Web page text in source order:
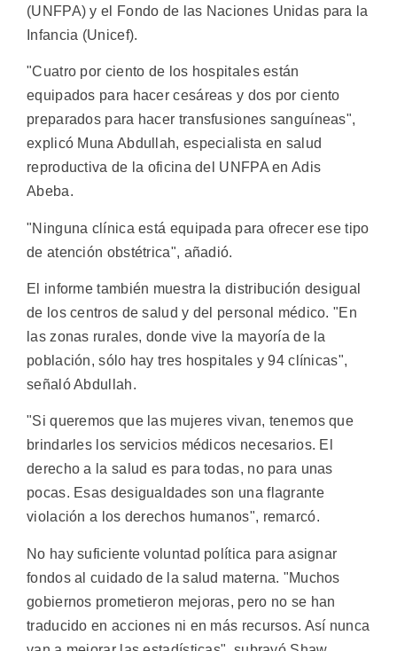
(UNFPA) y el Fondo de las Naciones Unidas para la
Infancia (Unicef).
"Cuatro por ciento de los hospitales están
equipados para hacer cesáreas y dos por ciento
preparados para hacer transfusiones sanguíneas",
explicó Muna Abdullah, especialista en salud
reproductiva de la oficina del UNFPA en Adis
Abeba.
"Ninguna clínica está equipada para ofrecer ese tipo
de atención obstétrica", añadió.
El informe también muestra la distribución desigual
de los centros de salud y del personal médico. "En
las zonas rurales, donde vive la mayoría de la
población, sólo hay tres hospitales y 94 clínicas",
señaló Abdullah.
"Si queremos que las mujeres vivan, tenemos que
brindarles los servicios médicos necesarios. El
derecho a la salud es para todas, no para unas
pocas. Esas desigualdades son una flagrante
violación a los derechos humanos", remarcó.
No hay suficiente voluntad política para asignar
fondos al cuidado de la salud materna. "Muchos
gobiernos prometieron mejoras, pero no se han
traducido en acciones ni en más recursos. Así nunca